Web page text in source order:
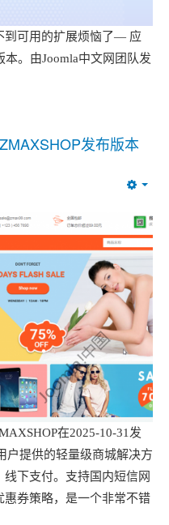
到可用的扩展烦恼了— 应
本。由Joomla中文网团队发
发布版本
在2025-10-31发
户提供的轻量级商城解决方
下支付。支持国内短信网
券策略，是一个非常不错